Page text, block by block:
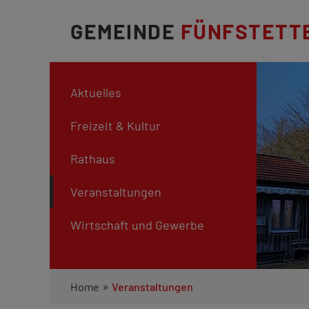
GEMEINDE
Aktuelles
Freizeit & Kultur
Rathaus
Veranstaltungen
Wirtschaft und Gewerbe
Home » Veranstaltungen